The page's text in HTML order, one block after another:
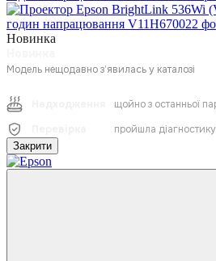
Новинка
Модель нещодавно з’явилась у каталозі
щойно з останньої
пройшла
Закрити